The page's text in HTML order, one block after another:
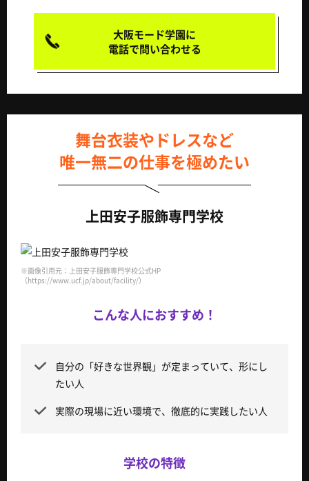
大阪モード学園に
電話で問い合わせる
舞台衣装やドレスなど
唯一無二の仕事を極めたい
上田安子服飾専門学校
※画像引用元：上田安子服飾専門学校公式HP
（https://www.ucf.jp/about/facility/）
こんな人におすすめ！
自分の「好きな世界観」が定まっていて、形にし
たい人
実際の現場に近い環境で、徹底的に実践したい人
学校の特徴